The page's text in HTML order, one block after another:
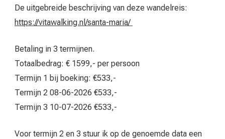
De uitgebreide beschrijving van deze wandelreis:
https://vitawalking.nl/santa-maria/
Betaling in 3 termijnen.
Totaalbedrag: € 1599,- per persoon
Termijn 1 bij boeking: €533,-
Termijn 2 08-06-2026 €533,-
Termijn 3 10-07-2026 €533,-
Voor termijn 2 en 3 stuur ik op de genoemde data een